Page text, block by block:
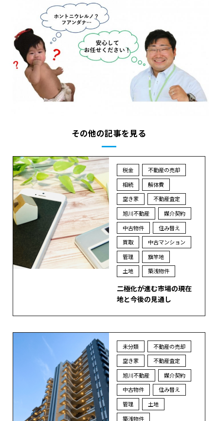
その他の記事を見る
税金
不動産の売却
相続
解体費
空き家
不動産査定
旭川不動産
媒介契約
中古物件
住み替え
買取
中古マンション
管理
旗竿地
土地
築浅物件
二極化が進む市場の現在
地と今後の見通し
未分類
不動産の売却
空き家
不動産査定
旭川不動産
媒介契約
中古物件
住み替え
管理
土地
築浅物件